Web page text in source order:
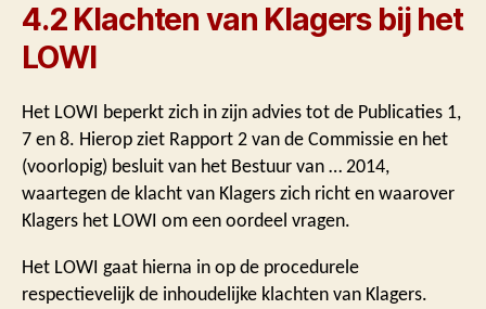
4.2 Klachten van Klagers bij het
LOWI
Het LOWI beperkt zich in zijn advies tot de Publicaties 1,
7 en 8. Hierop ziet Rapport 2 van de Commissie en het
(voorlopig) besluit van het Bestuur van … 2014,
waartegen de klacht van Klagers zich richt en waarover
Klagers het LOWI om een oordeel vragen.
Het LOWI gaat hierna in op de procedurele
respectievelijk de inhoudelijke klachten van Klagers.